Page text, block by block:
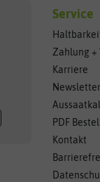
Service
Zahlung +
Karriere
Newsletter
PDF
Kontakt